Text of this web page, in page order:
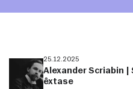
25.12.2025
Alexander Scriabin |
êxtase